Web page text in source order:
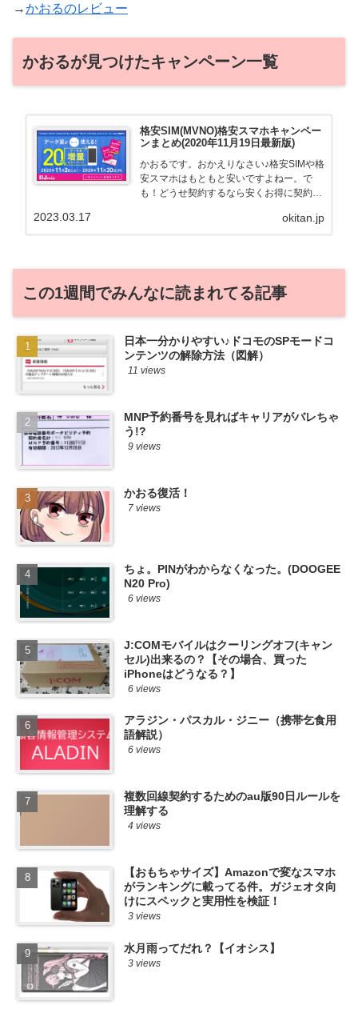
→かおるのレビュー
かおるが見つけたキャンペーン一覧
格安SIM(MVNO)格安スマホキャンペー
ンまとめ(2020年11月19日最新版)
かおるです。おかえりなさい♪格安SIMや格
安スマホはもともと安いですよねー。で
も！どうせ契約するなら安くお得に契約し
る自身も、そういう案件を常に狙ってます
okitan.jp
2023.03.17
この1週間でみんなに読まれてる記事
日本一分かりやすい♪ドコモのSPモードコ
ンテンツの解除方法（図解）
11 views
MNP予約番号を見ればキャリアがバレちゃ
う!?
9 views
かおる復活！
7 views
ちょ。PINがわからなくなった。(DOOGEE
N20 Pro)
6 views
J:COMモバイルはクーリングオフ(キャン
セル)出来るの？【その場合、買った
iPhoneはどうなる？】
6 views
アラジン・パスカル・ジニー（携帯乞食用
語解説）
6 views
複数回線契約するためのau版90日ルールを
理解する
4 views
【おもちゃサイズ】Amazonで変なスマホ
がランキングに載ってる件。ガジェオタ向
けにスペックと実用性を検証！
3 views
水月雨ってだれ？【イオシス】
3 views